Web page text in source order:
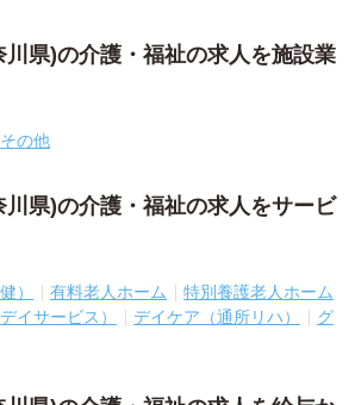
川県)の介護・福祉の求人を施設業
その他
川県)の介護・福祉の求人をサービ
） 有料老人ホーム
特別養護老人ホーム
イサービス） デイケア（通所リハ）
グ